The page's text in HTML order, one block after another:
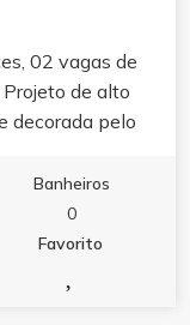
02 vagas de
de alto
decorada pelo
2026.
Banheiros
0
Favorito